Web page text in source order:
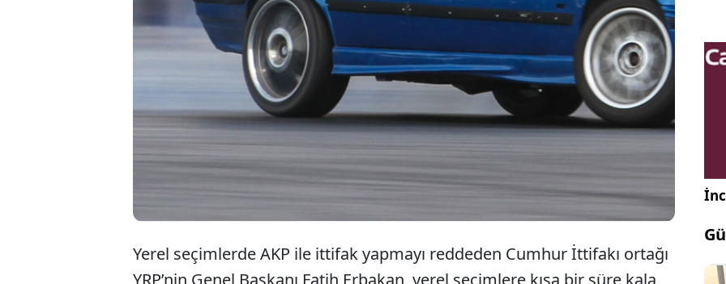
Yerel seçimlerde AKP ile ittifak yapmayı reddeden
Cumhur İttifakı ortağı YRP’nin Genel Başkanı Fatih
Erbakan, siyaset sahnesindeki en uçuk vaadi yaptı.
Yerel seçimlerde AKP ile ittifak yapmayı reddeden Cumhur İttifakı ortağı
YRP’nin Genel Başkanı Fatih Erbakan, yerel seçimlere kısa bir süre kala